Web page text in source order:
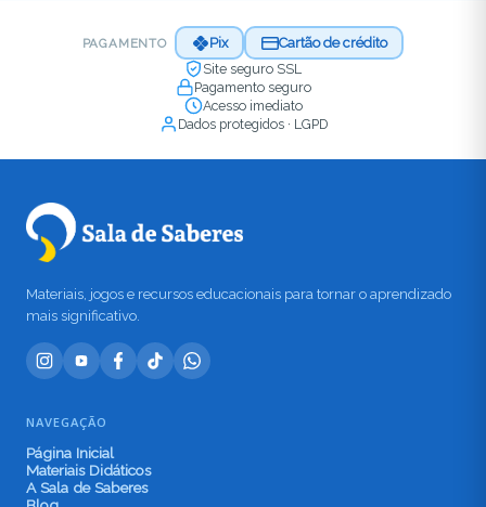
PAGAMENTO Pix
Cartão de crédito
Site seguro SSL
Pagamento seguro
Acesso imediato
Dados protegidos · LGPD
Materiais, jogos e recursos educacionais para tornar o aprendizado
mais significativo.
NAVEGAÇÃO
Página Inicial
Materiais Didáticos
A Sala de Saberes